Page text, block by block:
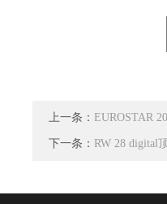
上一条： EUROSTAR
下一条： RW 28 digital